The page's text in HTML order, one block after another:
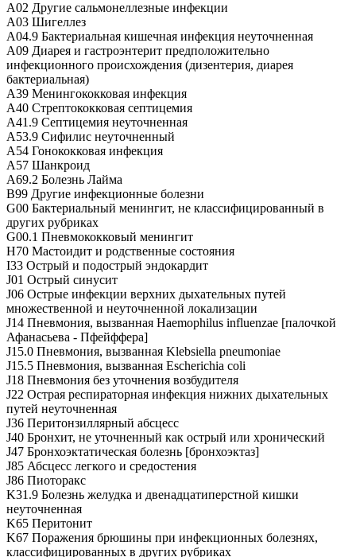
A02 Другие сальмонеллезные инфекции
A03 Шигеллез
A04.9 Бактериальная кишечная инфекция неуточненная
A09 Диарея и гастроэнтерит предположительно
инфекционного происхождения (дизентерия, диарея
бактериальная)
A39 Менингококковая инфекция
A40 Стрептококковая септицемия
A41.9 Септицемия неуточненная
A53.9 Сифилис неуточненный
A54 Гонококковая инфекция
A57 Шанкроид
A69.2 Болезнь Лайма
B99 Другие инфекционные болезни
G00 Бактериальный менингит, не классифицированный в
других рубриках
G00.1 Пневмококковый менингит
H70 Мастоидит и родственные состояния
I33 Острый и подострый эндокардит
J01 Острый синусит
J06 Острые инфекции верхних дыхательных путей
множественной и неуточненной локализации
J14 Пневмония, вызванная Haemophilus influenzae [палочкой
Афанасьева - Пфейффера]
J15.0 Пневмония, вызванная Klebsiella pneumoniae
J15.5 Пневмония, вызванная Escherichia coli
J18 Пневмония без уточнения возбудителя
J22 Острая респираторная инфекция нижних дыхательных
путей неуточненная
J36 Перитонзиллярный абсцесс
J40 Бронхит, не уточненный как острый или хронический
J47 Бронхоэктатическая болезнь [бронхоэктаз]
J85 Абсцесс легкого и средостения
J86 Пиоторакс
K31.9 Болезнь желудка и двенадцатиперстной кишки
неуточненная
K65 Перитонит
K67 Поражения брюшины при инфекционных болезнях,
классифицированных в других рубриках